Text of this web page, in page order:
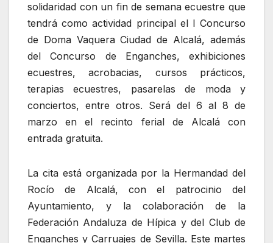
solidaridad con un fin de semana ecuestre que
tendrá como actividad principal el I Concurso
de Doma Vaquera Ciudad de Alcalá, además
del Concurso de Enganches, exhibiciones
ecuestres, acrobacias, cursos prácticos,
terapias ecuestres, pasarelas de moda y
conciertos, entre otros. Será del 6 al 8 de
marzo en el recinto ferial de Alcalá con
entrada gratuita.
La cita está organizada por la Hermandad del
Rocío de Alcalá, con el patrocinio del
Ayuntamiento, y la colaboración de la
Federación Andaluza de Hípica y del Club de
Enganches y Carruajes de Sevilla. Este martes